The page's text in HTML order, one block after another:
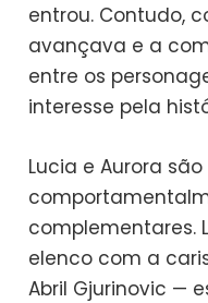
entrou. Contudo,
avançava e a
entre os
interesse pela
Lucia e Aurora
complementares.
elenco com a
Abril Gjurinovic —